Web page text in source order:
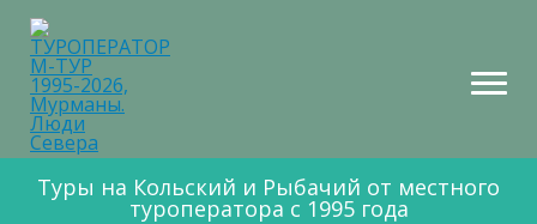
КАРТА
МАРШРУТОВ
Туры на Кольский и Рыбачий от местного
туроператора с 1995 года